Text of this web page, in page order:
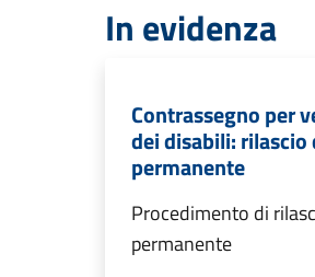
In evidenza
Contrassegno per
dei disabili:
permanente
Procedimento di
permanente